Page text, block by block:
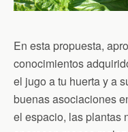
En esta propuesta,
conocimientos
el jugo a tu huerta y a
buenas asociaciones
el espacio, las plantas